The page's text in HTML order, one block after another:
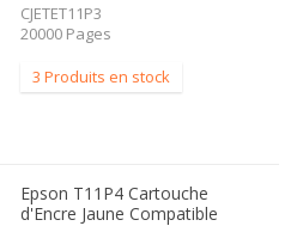
CJETET11P3
20000 Pages
3 Produits en stock
Epson T11P4 Cartouche
d'Encre Jaune Compatible